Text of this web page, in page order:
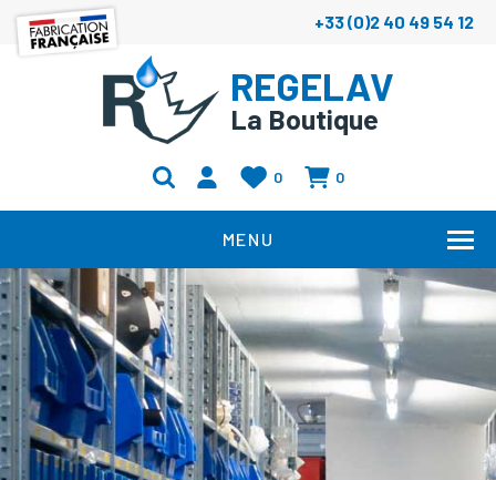
+33 (0)2 40 49 54 12
REGELAV
La Boutique
0 0
MENU